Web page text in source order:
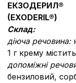
ЕКЗОДЕРИЛ®
(EXODERIL®)
Склад:
діюча речовина:
1 г крему
допоміжні
бензиловий,